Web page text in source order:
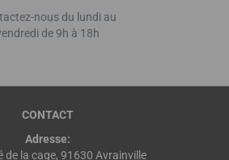
nous du lundi au
de 9h à 18h
CONTACT
Adresse:
de la cage, 91630 Avrainville